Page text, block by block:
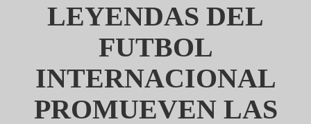
LEYENDAS DEL
FUTBOL
INTERNACIONAL
PROMUEVEN LAS